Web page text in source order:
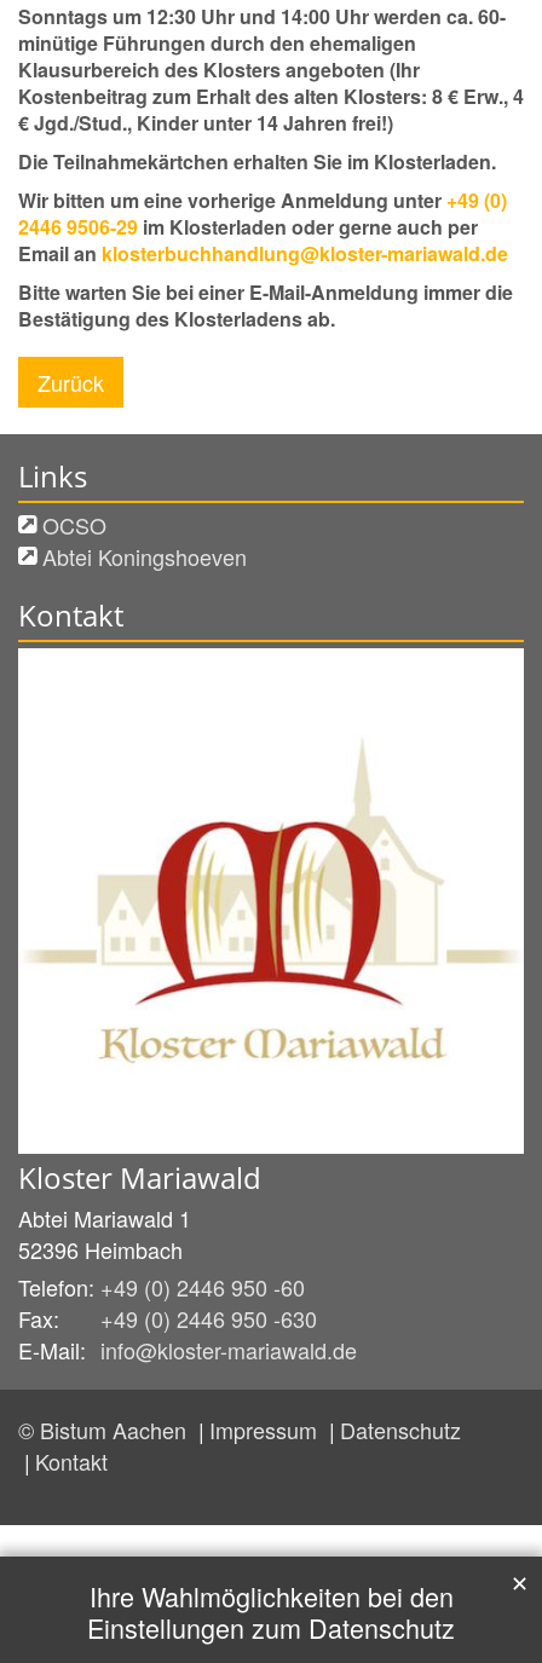
Sonntags um 12:30 Uhr und 14:00 Uhr werden ca. 60-
minütige Führungen durch den ehemaligen
Klausurbereich des Klosters angeboten (Ihr
Kostenbeitrag zum Erhalt des alten Klosters: 8 € Erw., 4
€ Jgd./Stud., Kinder unter 14 Jahren frei!)
Die Teilnahmekärtchen erhalten Sie im Klosterladen.
Wir bitten um eine vorherige Anmeldung unter +49 (0)
2446 9506-29 im Klosterladen oder gerne auch per
Email an klosterbuchhandlung@kloster-mariawald.de
Bitte warten Sie bei einer E-Mail-Anmeldung immer die
Bestätigung des Klosterladens ab.
Zurück
Links
OCSO
Abtei Koningshoeven
Kontakt
Kloster Mariawald
Abtei Mariawald 1
52396 Heimbach
Telefon: +49 (0) 2446 950 -60
Fax:
+49 (0) 2446 950 -630
E-Mail: info@kloster-mariawald.de
© Bistum Aachen Impressum
Datenschutz
Kontakt
Ihre Wahlmöglichkeiten bei den
Einstellungen zum Datenschutz
✕